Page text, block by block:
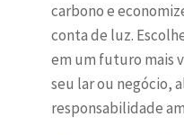
carbono e
conta de luz.
em um futuro mais
seu lar ou negócio,
responsabilidade